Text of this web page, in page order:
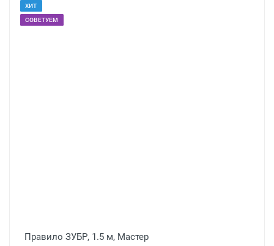
ХИТ
СОВЕТУЕМ
Правило ЗУБР, 1.5 м, Мастер